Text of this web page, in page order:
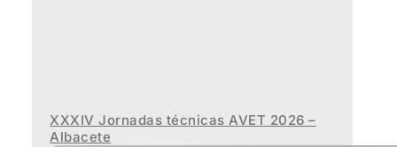
XXXIV Jornadas técnicas AVET 2026 –
Albacete